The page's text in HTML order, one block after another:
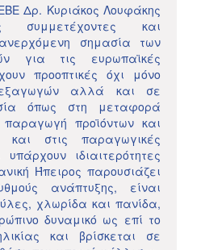
Δρ. Κυριάκος Λουφάκης
συμμετέχοντες και
σημασία των
για τις ευρωπαϊκές
προοπτικές όχι μόνο
αλλά και σε
όπως στη μεταφορά
προϊόντων και
και στις παραγωγικές
ιδιαιτερότητες
Ήπειρος παρουσιάζει
ανάπτυξης, είναι
χλωρίδα και πανίδα,
δυναμικό ως επί το
και βρίσκεται σε